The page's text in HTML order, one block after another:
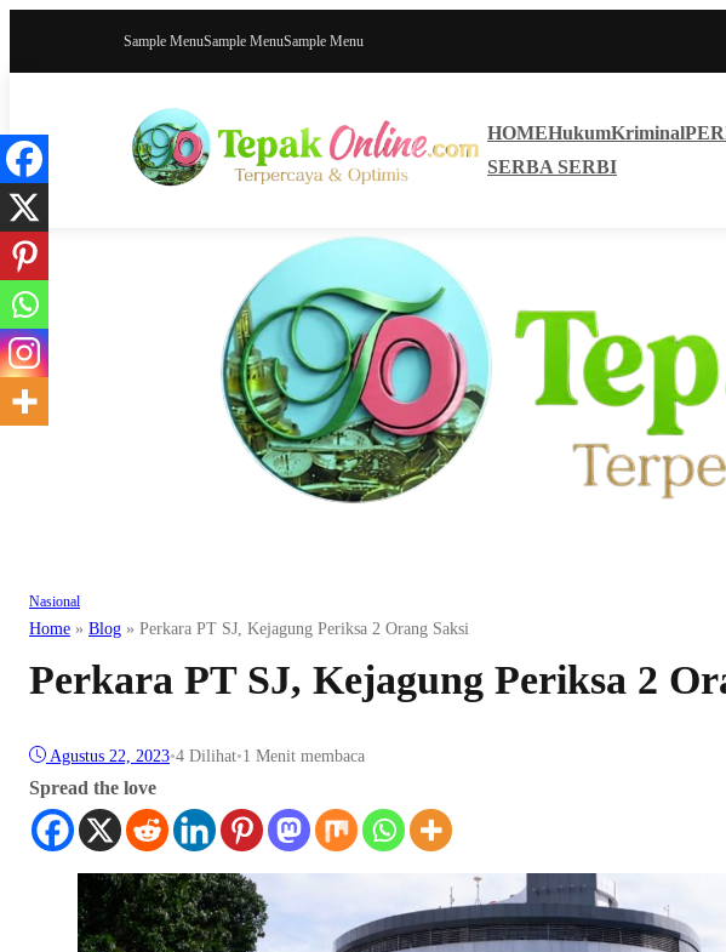
Sample MenuSample MenuSample Menu
HOMEHukumKriminal
SERBA SERBI
Nasional
Home » Blog » Perkara PT SJ, Kejagung Periksa 2 Orang Saksi
Perkara PT SJ, Kejagung Periksa 2
Agustus 22, 2023•4 Dilihat•1 Menit membaca
Spread the love